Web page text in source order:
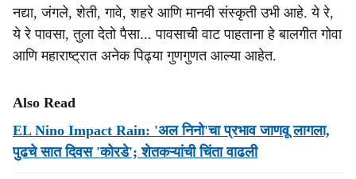
नद्या, जंगले, शेती, गावे, शहरे आणि मानवी संस्कृती उभी आहे. ये रे,
ये रे पावसा, तुला देतो पैसा... पावसाची वाट पाहताना हे बालगीत गोवा
आणि महाराष्ट्रात अनेक पिढ्या गुणगुणत आल्या आहेत.
Also Read
EL Nino Impact Rain: 'अल निनो'चा प्रभाव जाणवू लागला,
पुढचे सात दिवस 'कोरडे'; शेतकऱ्यांची चिंता वाढली